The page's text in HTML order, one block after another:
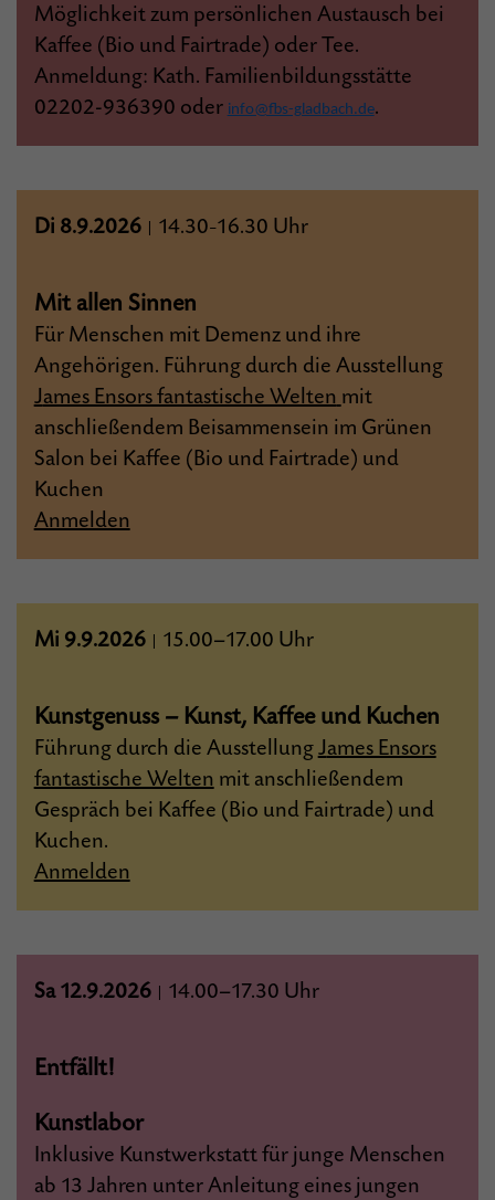
Möglichkeit zum persönlichen Austausch bei
Kaffee (Bio und Fairtrade) oder Tee.
Anmeldung: Kath. Familienbildungsstätte
02202-936390 oder info@fbs-gladbach.de.
Di 8.9.2026 14.30–16.30 Uhr
Mit allen Sinnen
Für Menschen mit Demenz und ihre
Angehörigen. Führung durch die Ausstellung
James Ensors fantastische Welten mit
anschließendem Beisammensein im Grünen
Salon bei Kaffee (Bio und Fairtrade) und
Kuchen
Anmelden
Mi 9.9.2026 15.00–17.00 Uhr
Kunstgenuss – Kunst, Kaffee und Kuchen
Führung durch die AusstellungJames Ensors
fantastische Welten mit anschließendem
Gespräch bei Kaffee (Bio und Fairtrade) und
Kuchen.
Anmelden
Sa 12.9.2026 14.00–17.30 Uhr
Entfällt!
Kunstlabor
Inklusive Kunstwerkstatt für junge Menschen
ab 13 Jahren unter Anleitung eines jungen